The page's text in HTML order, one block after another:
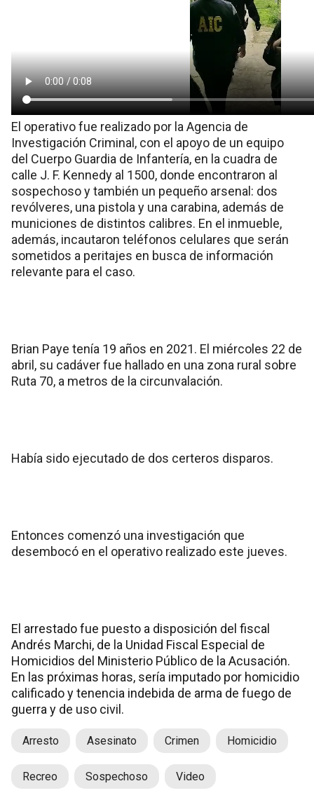
El operativo fue realizado por la Agencia de
Investigación Criminal, con el apoyo de un equipo
del Cuerpo Guardia de Infantería, en la cuadra de
calle J. F. Kennedy al 1500, donde encontraron al
sospechoso y también un pequeño arsenal: dos
revólveres, una pistola y una carabina, además de
municiones de distintos calibres. En el inmueble,
además, incautaron teléfonos celulares que serán
sometidos a peritajes en busca de información
relevante para el caso.
Brian Paye tenía 19 años en 2021. El miércoles 22 de
abril, su cadáver fue hallado en una zona rural sobre
Ruta 70, a metros de la circunvalación.
Había sido ejecutado de dos certeros disparos.
Entonces comenzó una investigación que
desembocó en el operativo realizado este jueves.
El arrestado fue puesto a disposición del fiscal
Andrés Marchi, de la Unidad Fiscal Especial de
Homicidios del Ministerio Público de la Acusación.
En las próximas horas, sería imputado por homicidio
calificado y tenencia indebida de arma de fuego de
guerra y de uso civil.
Arresto Asesinato Crimen Homicidio
Recreo Sospechoso Video